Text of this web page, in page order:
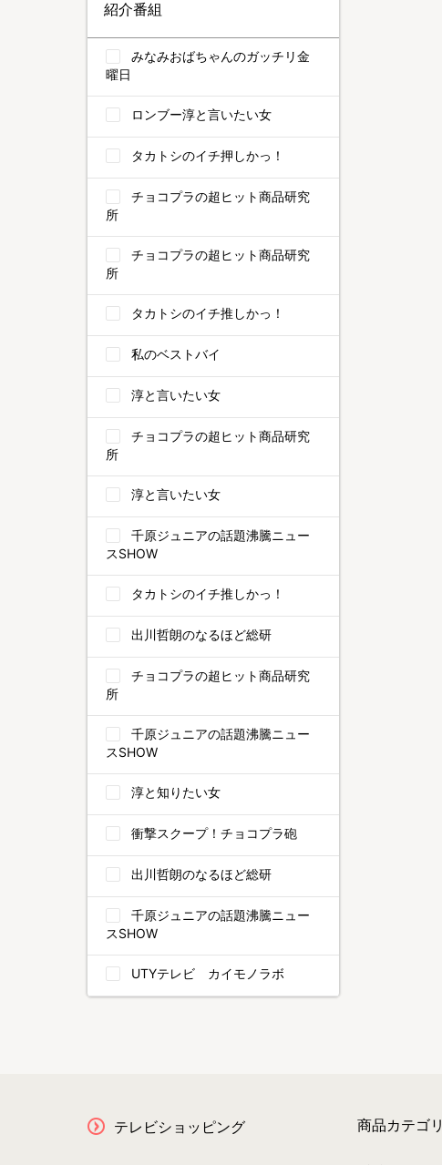
紹介番組
みなみおばちゃんのガッチリ金
曜日
ロンブー淳と言いたい女
タカトシのイチ押しかっ！
チョコプラの超ヒット商品研究
所
チョコプラの超ヒット商品研究
所
タカトシのイチ推しかっ！
私のベストバイ
淳と言いたい女
チョコプラの超ヒット商品研究
所
淳と言いたい女
千原ジュニアの話題沸騰ニュー
スSHOW
タカトシのイチ推しかっ！
出川哲朗のなるほど総研
チョコプラの超ヒット商品研究
所
千原ジュニアの話題沸騰ニュー
スSHOW
淳と知りたい女
衝撃スクープ！チョコプラ砲
出川哲朗のなるほど総研
千原ジュニアの話題沸騰ニュー
スSHOW
UTYテレビ カイモノラボ
テレビショッピング 商品カテゴリ